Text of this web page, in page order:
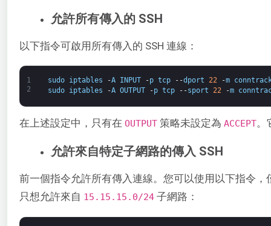
允許所有傳入的 SSH
以下指令可啟用所有傳入的 SSH 連線：
1
2
sudo iptables -A INPUT -p tcp --dport 22 -m
sudo
iptables -A OUTPUT -p tcp --sport 22 -m
在上述設定中，只有在 ​ OUTPUT ​ 策略未設定為 ​ ACCEPT。
允許來自特定子網路的傳入 SSH
前一個指令允許所有傳入連線。您可以使用以下指令
只想允許來自 ​ 15.15.15.0/24​ 子網路：